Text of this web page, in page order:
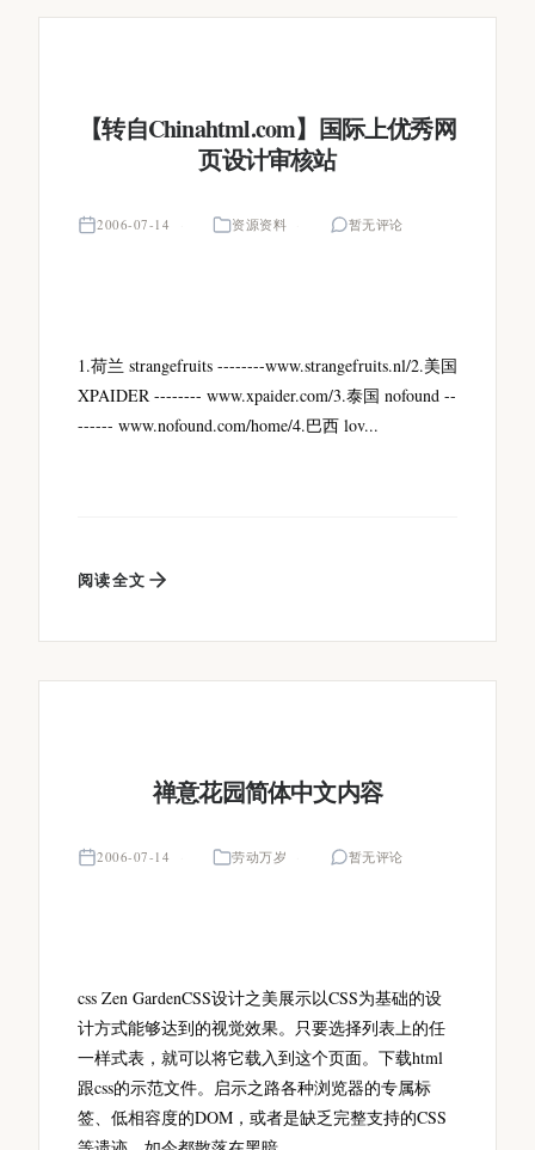
【转自Chinahtml.com】国际上优秀网
页设计审核站
2006-07-14 资源资料 暂无评论
1.荷兰 strangefruits --------www.strangefruits.nl/2.美国
XPAIDER -------- www.xpaider.com/3.泰国 nofound --
------ www.nofound.com/home/4.巴西 lov...
阅读全文
禅意花园简体中文内容
2006-07-14 劳动万岁 暂无评论
css Zen GardenCSS设计之美展示以CSS为基础的设
计方式能够达到的视觉效果。只要选择列表上的任
一样式表，就可以将它载入到这个页面。下载html
跟css的示范文件。启示之路各种浏览器的专属标
签、低相容度的DOM，或者是缺乏完整支持的CSS